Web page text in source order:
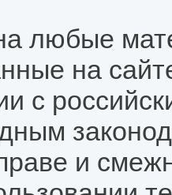
любые
на
с
и